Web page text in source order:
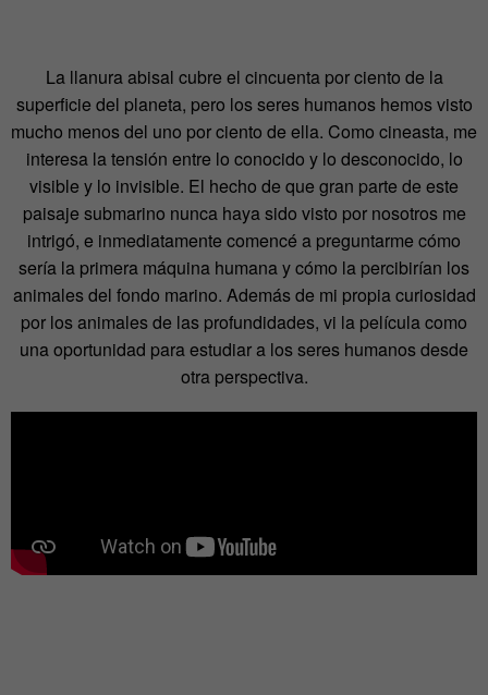
La llanura abisal cubre el cincuenta por ciento de la
superficie del planeta, pero los seres humanos hemos visto
mucho menos del uno por ciento de ella. Como cineasta, me
interesa la tensión entre lo conocido y lo desconocido, lo
visible y lo invisible. El hecho de que gran parte de este
paisaje submarino nunca haya sido visto por nosotros me
intrigó, e inmediatamente comencé a preguntarme cómo
sería la primera máquina humana y cómo la percibirían los
animales del fondo marino. Además de mi propia curiosidad
por los animales de las profundidades, vi la película como
una oportunidad para estudiar a los seres humanos desde
otra perspectiva.